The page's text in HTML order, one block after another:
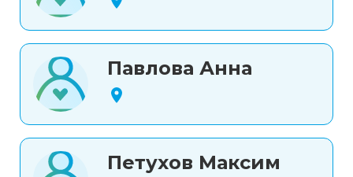
Павлова Анна
Петухов Максим